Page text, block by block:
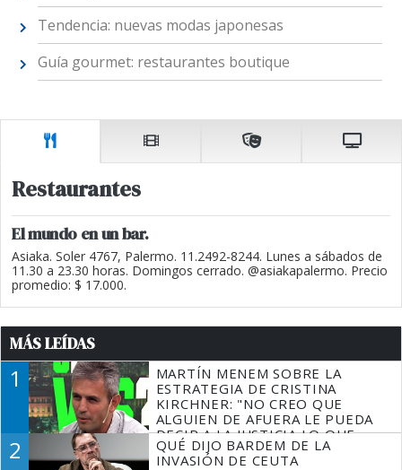
Tendencia: nuevas modas japonesas
Guía gourmet: restaurantes boutique
Restaurantes
El mundo en un bar.
Asiaka. Soler 4767, Palermo. 11.2492-8244. Lunes a sábados de
11.30 a 23.30 horas. Domingos cerrado. @asiakapalermo. Precio
promedio: $ 17.000.
MÁS LEÍDAS
1
MARTÍN MENEM SOBRE LA
ESTRATEGIA DE CRISTINA
KIRCHNER: "NO CREO QUE
ALGUIEN DE AFUERA LE PUEDA
DECIR A LA JUSTICIA LO QUE
TIENE QUE HACER"
2
QUÉ DIJO BARDEM DE LA
INVASIÓN DE CEUTA